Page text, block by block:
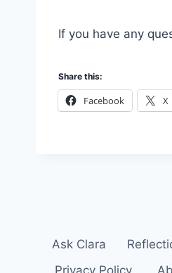
If you have any
Share this:
Facebook X
Ask Clara